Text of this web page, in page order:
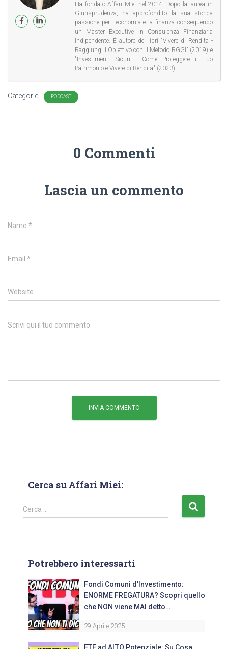
Ha fondato Affari Miei nel 2014. Dopo la laurea in
Giurisprudenza, ha approfondito la sua storica
passione per l'economia e la finanza conseguendo
un Master Executive in Consulenza Finanziaria
Indipendente. É autore dei libri "Vivere di Rendita -
Raggiungi l'Obiettivo con il Metodo RGGI" (2019) e
"Investimenti Sicuri - Come Proteggere il Tuo
Patrimonio e Vivere di Rendita" (2023).
Categorie: PODCAST
0 Commenti
Lascia un commento
Name *
Email *
Website
Scrivi qui il tuo commento
Cerca su Affari Miei:
Cerca …
Potrebbero interessarti
Fondi Comuni d’Investimento:
ENORME FREGATURA? Scopri quello
che NON viene MAI detto…
29 Aprile 2025